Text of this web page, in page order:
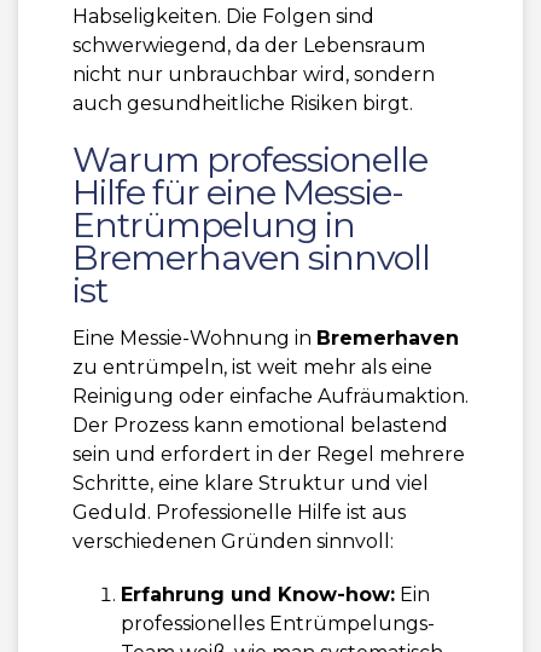
Habseligkeiten. Die Folgen sind
schwerwiegend, da der Lebensraum
nicht nur unbrauchbar wird, sondern
auch gesundheitliche Risiken birgt.
Warum professionelle
Hilfe für eine Messie-
Entrümpelung in
Bremerhaven sinnvoll
ist
Eine Messie-Wohnung in Bremerhaven
zu entrümpeln, ist weit mehr als eine
Reinigung oder einfache Aufräumaktion.
Der Prozess kann emotional belastend
sein und erfordert in der Regel mehrere
Schritte, eine klare Struktur und viel
Geduld. Professionelle Hilfe ist aus
verschiedenen Gründen sinnvoll:
Erfahrung und Know-how: Ein
professionelles Entrümpelungs-